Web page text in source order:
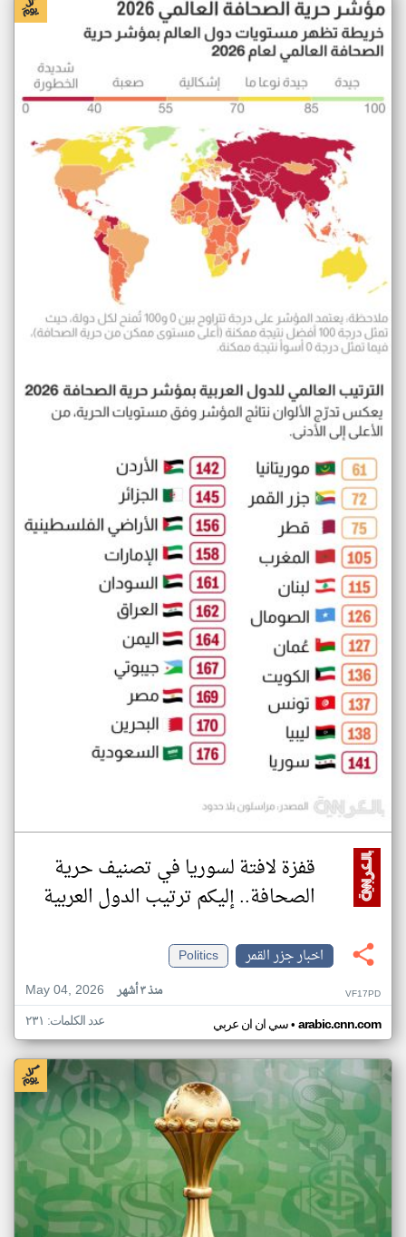
قفزة لافتة لسوريا في تصنيف حرية
الصحافة.. إليكم ترتيب الدول العربية
اخبار جزر القمر
Politics
May 04, 2026
منذ ٣ أشهر VF17PD
سي ان ان عربي• arabic.cnn.com عدد الكلمات: ٢٣١